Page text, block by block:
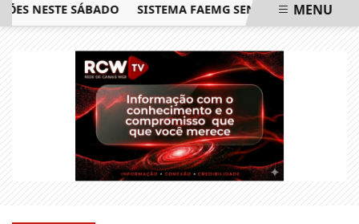
SÁBADO SISTEMA FAEMG SENAR LANÇA OMENU